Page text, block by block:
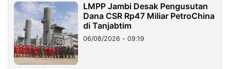
LMPP Jambi Desak Pengusutan
Dana CSR Rp47 Miliar PetroChina
di Tanjabtim
06/08/2026 - 09:19